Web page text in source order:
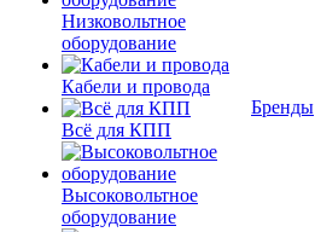
Низковольтное
оборудование
Кабели и провода
Всё для КПП
Высоковольтное
оборудование
Бренды